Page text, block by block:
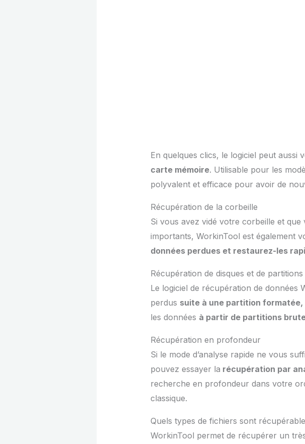
En quelques clics, le logiciel peut
carte mémoire. Utilisable pour les
polyvalent et efficace pour avoir de
Récupération de la corbeille
Si vous avez vidé votre corbeille et
importants, WorkinTool est également
données perdues et restaurez-les
Récupération de disques et de partitions
Le logiciel de récupération de données
perdus suite à une partition formatée,
les données à partir de partitions
Récupération en profondeur
Si le mode d’analyse rapide ne vous
pouvez essayer la récupération par
recherche en profondeur dans votre
classique.
Quels types de fichiers sont
WorkinTool permet de récupérer un